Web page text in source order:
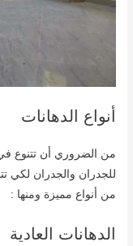
أنواع الدهانات
من الضروري أن تتنوع في
للجدران والجدران لكي
من أنواع مميزة ومنها :
الدهانات العادية